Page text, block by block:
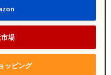
場
ッピング